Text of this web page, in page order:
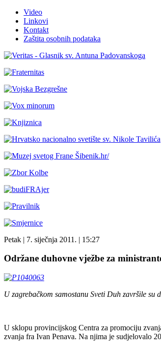
Video
Linkovi
Kontakt
Zaštita osobnih podataka
Petak | 7. siječnja 2011. | 15:27
Održane duhovne vježbe za
U zagrebačkom samostanu Sveti Duh završile
U sklopu provincijskog Centra za promociju
zvanja fra Ivan Penava. Na njima je sudjelovalo